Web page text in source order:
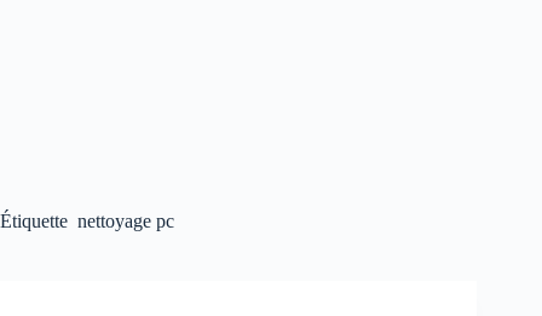
Étiquette nettoyage pc